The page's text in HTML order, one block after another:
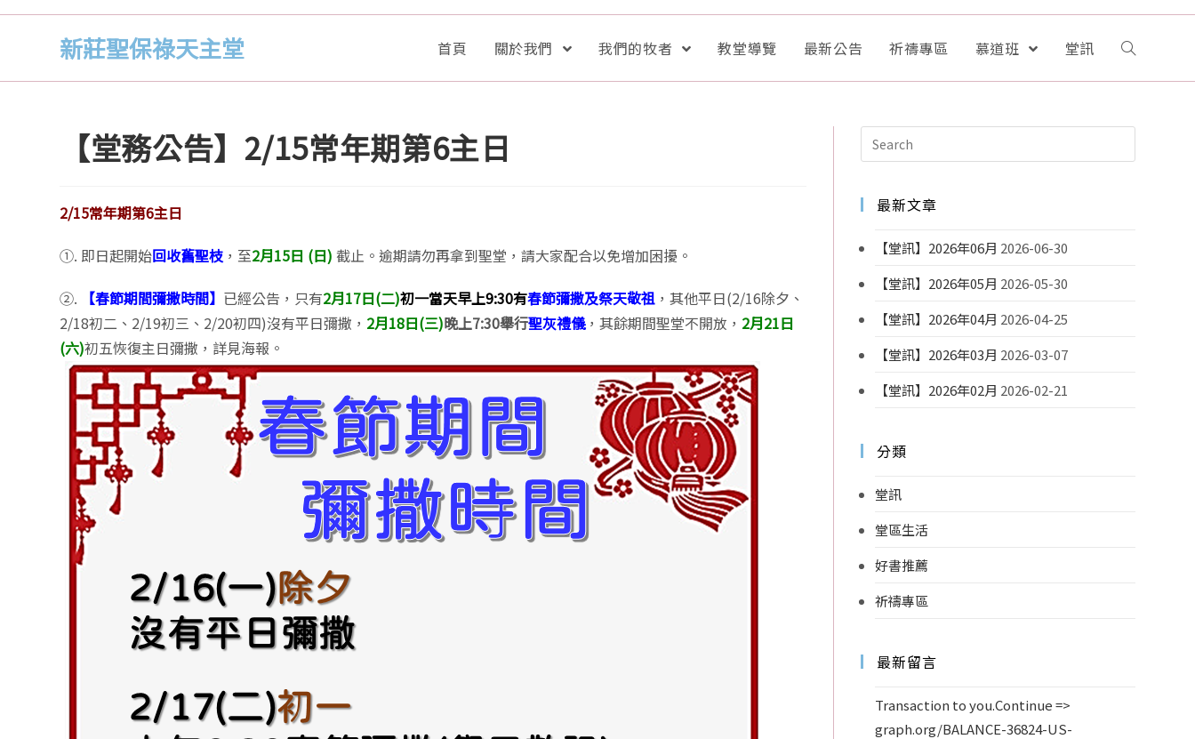
新莊聖保祿天主堂 首頁 關於我們 我們的牧者 教堂導覽 最新公告 祈禱專區 慕道班 堂訊
【堂務公告】2/15常年期第6主日
2/15常年期第6主日
①. 即日起開始回收舊聖枝 ，至2月15日 (日) 截止。逾期請勿再拿到聖堂，請大家配合以免增加困擾。
②.
【春節期間彌撒時間】 已經公告，只有2月17日(二)初一當天早上9:30有春節彌撒及祭天敬祖 ，其他平日(2/16除夕、
2/18初二、2/19初三、2/20初四)沒有平日彌撒， 2月18日(三)晚上7:30舉行聖灰禮儀，其餘期間聖堂不開放， 2月21日
(六)初五恢復主日彌撒，詳見海報。
最新文章
【堂訊】2026年06月 2026-06-30
【堂訊】2026年05月 2026-05-30
【堂訊】2026年04月 2026-04-25
【堂訊】2026年03月 2026-03-07
【堂訊】2026年02月 2026-02-21
分類
堂訊
堂區生活
好書推薦
祈禱專區
最新留言
Transaction to you.Continue =>
graph.org/BALANCE-36824-US-